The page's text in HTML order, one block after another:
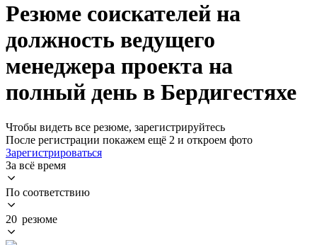
Резюме соискателей на
должность ведущего
менеджера проекта на
полный день в Бердигестяхе
Чтобы видеть все резюме, зарегистрируйтесь
После регистрации покажем ещё 2 и откроем фото
Зарегистрироваться
За всё время
По соответствию
20 резюме